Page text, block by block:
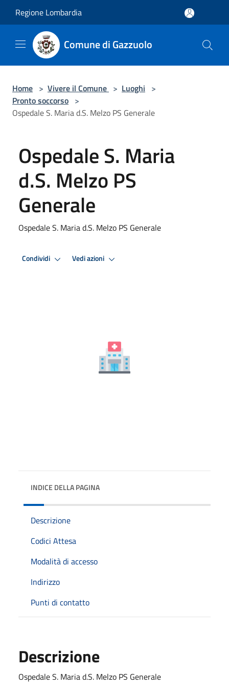
Regione Lombardia
Comune di Gazzuolo
Home > Vivere il Comune > Luoghi >
Pronto soccorso >
Ospedale S. Maria d.S. Melzo PS Generale
Ospedale S. Maria
d.S. Melzo PS
Generale
Ospedale S. Maria d.S. Melzo PS Generale
Condividi Vedi azioni
INDICE DELLA PAGINA
Descrizione
Codici Attesa
Modalità di accesso
Indirizzo
Punti di contatto
Descrizione
Ospedale S. Maria d.S. Melzo PS Generale